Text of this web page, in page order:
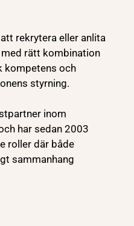
rekrytera eller anlita
rätt kombination
kompetens och
styrning.
inom
har sedan 2003
roller där både
sammanhang